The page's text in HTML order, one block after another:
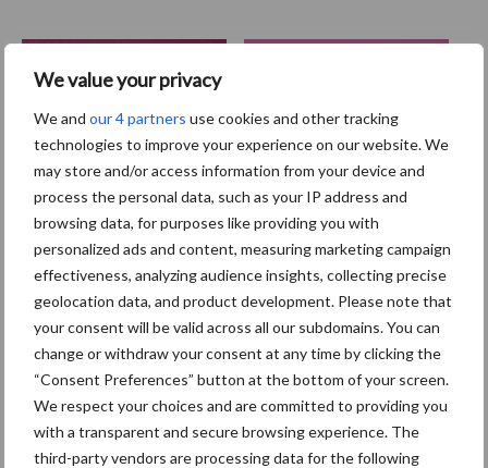
We value your privacy
We and our 4 partners use cookies and other tracking
technologies to improve your experience on our website. We
may store and/or access information from your device and
process the personal data, such as your IP address and
browsing data, for purposes like providing you with
personalized ads and content, measuring marketing campaign
effectiveness, analyzing audience insights, collecting precise
geolocation data, and product development. Please note that
your consent will be valid across all our subdomains. You can
change or withdraw your consent at any time by clicking the
“Consent Preferences” button at the bottom of your screen.
We respect your choices and are committed to providing you
with a transparent and secure browsing experience. The
third-party vendors are processing data for the following
Primaire
Sidebar
Recent nieuws Partner nieuws
7 aug
Britse varkenssector vreest
afzetcrisis in het najaar
Drijfmest
Toon meer